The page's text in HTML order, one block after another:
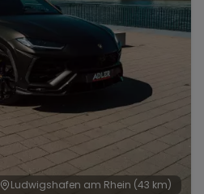
Ludwigshafen am Rhein (43 km)